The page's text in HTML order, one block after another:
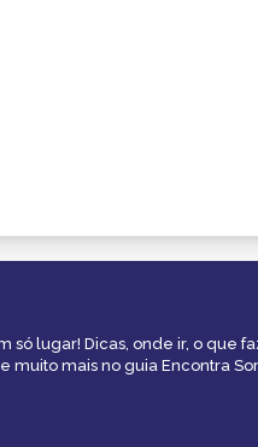
só lugar! Dicas, onde ir, o que
muito mais no guia Encontra